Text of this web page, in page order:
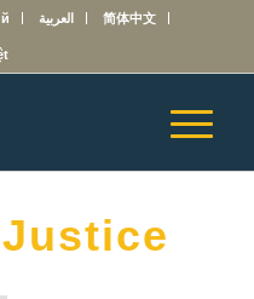
العربية 简体中文